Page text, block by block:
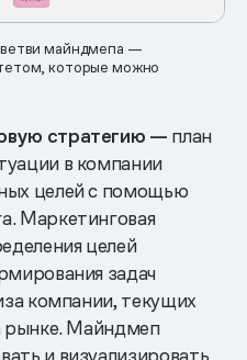
майндмепа —
которые можно
стратегию — план
в компании
целей с помощью
Маркетинговая
целей
задач
компании, текущих
рынке. Майндмеп
и визуализировать